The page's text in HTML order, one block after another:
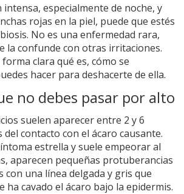
intensa, especialmente de noche, y
rojas en la piel, puede que estés
No es una enfermedad rara,
la confunde con otras irritaciones.
clara qué es, cómo se
hacer para deshacerte de ella.
no debes pasar por alto
suelen aparecer entre 2 y 6
del contacto con el ácaro causante.
estrella y suele empeorar al
aparecen pequeñas protuberancias
con una línea delgada y gris que
ha cavado el ácaro bajo la epidermis.